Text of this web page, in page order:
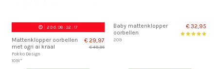
29d. 08:32 :16
Mattenklopper oorbellen
met ogri ai kraal
Fokko Design
1091*
€ 29,97
€ 49,95
Baby mattenklopper
oorbellen
209
€ 32,95